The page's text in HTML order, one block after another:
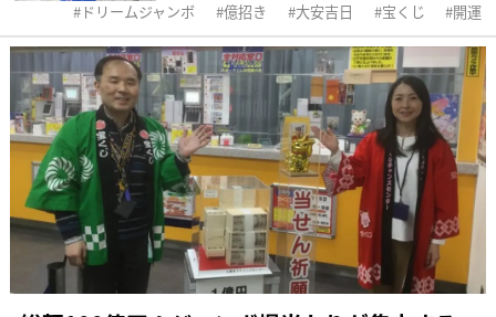
ドリームジャンボ 億招き 大安吉日 宝くじ 開運